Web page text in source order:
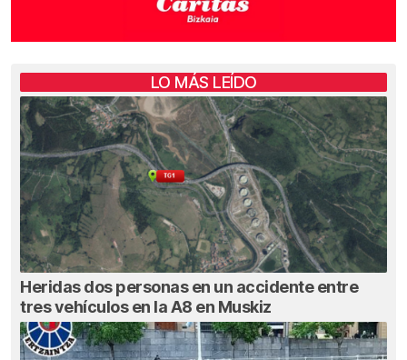
LO MÁS LEÍDO
Heridas dos personas en un accidente entre
tres vehículos en la A8 en Muskiz